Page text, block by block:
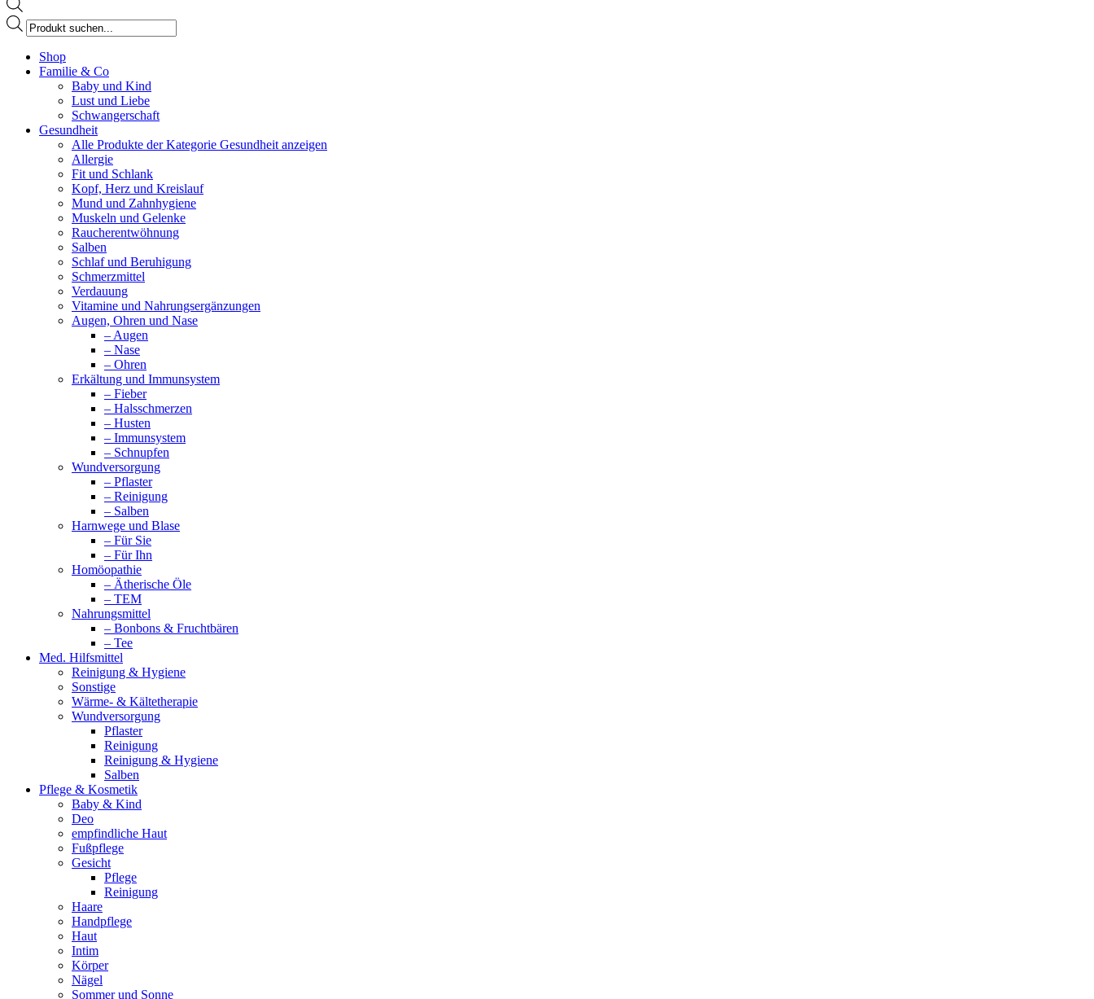
Products
search
page
opens
Shop
Familie & Co
Baby und Kind
Lust und Liebe
Schwangerschaft
Gesundheit
Alle Produkte der Kategorie Gesundheit anzeigen
Allergie
Fit und Schlank
Kopf, Herz und Kreislauf
Mund und Zahnhygiene
Muskeln und Gelenke
Raucherentwöhnung
Salben
Schlaf und Beruhigung
Schmerzmittel
Verdauung
Vitamine und Nahrungsergänzungen
Augen, Ohren und Nase
– Augen
– Nase
– Ohren
Erkältung und Immunsystem
– Fieber
– Halsschmerzen
– Husten
– Immunsystem
– Schnupfen
Wundversorgung
– Pflaster
– Reinigung
– Salben
Harnwege und Blase
– Für Sie
– Für Ihn
Homöopathie
– Ätherische Öle
– TEM
Nahrungsmittel
– Bonbons & Fruchtbären
– Tee
Med. Hilfsmittel
Reinigung & Hygiene
Sonstige
Wärme- & Kältetherapie
Wundversorgung
Pflaster
Reinigung
Reinigung & Hygiene
Salben
Pflege & Kosmetik
Baby & Kind
Deo
empfindliche Haut
Fußpflege
Gesicht
Pflege
Reinigung
Haare
Handpflege
Haut
Intim
Körper
Nägel
Sommer und Sonne